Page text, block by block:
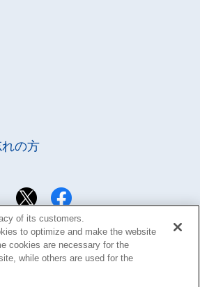
の方
of its customers.
to optimize and make the website
cookies are necessary for the
while others are used for the